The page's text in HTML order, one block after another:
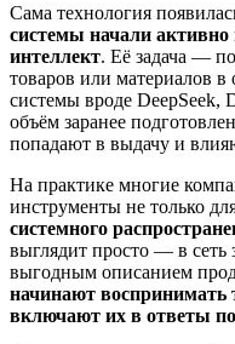
Сама технология
системы начали
интеллект. Её задача —
товаров или материалов в
системы вроде DeepSeek,
объём заранее
попадают в выдачу и
На практике многие
инструменты не только
системного
выглядит просто — в сеть
выгодным описанием
начинают воспринимать
включают их в ответы